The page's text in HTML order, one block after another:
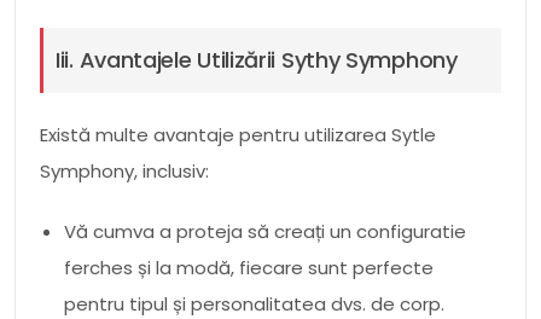
Iii. Avantajele Utilizării Sythy Symphony
Există multe avantaje pentru utilizarea Sytle
Symphony, inclusiv:
Vă cumva a proteja să creați un configuratie
ferches și la modă, fiecare sunt perfecte
pentru tipul și personalitatea dvs. de corp.